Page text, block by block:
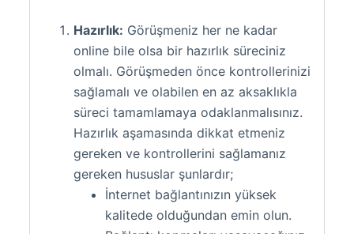
Hazırlık: Görüşmeniz her ne kadar
online bile olsa bir hazırlık süreciniz
olmalı. Görüşmeden önce kontrollerinizi
sağlamalı ve olabilen en az aksaklıkla
süreci tamamlamaya odaklanmalısınız.
Hazırlık aşamasında dikkat etmeniz
gereken ve kontrollerini sağlamanız
gereken hususlar şunlardır;
İnternet bağlantınızın yüksek
kalitede olduğundan emin olun.